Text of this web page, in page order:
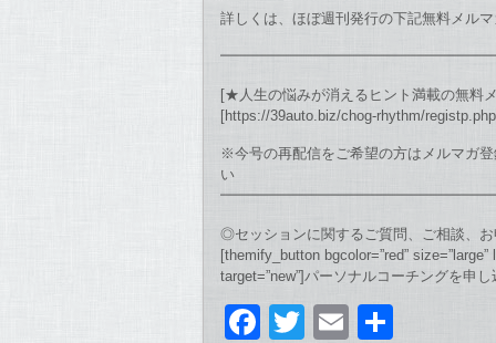
詳しくは、ほぼ週刊発行の下記無料メル
[★人生の悩みが消えるヒント満載の無料
[https://39auto.biz/chog-rhythm/
※今号の再配信をご希望の方はメルマガ
い
◎セッションに関するご質問、ご相談、
[themify_button bgcolor=”red”
target=”new”]パーソナルコーチングを申
F
T
E